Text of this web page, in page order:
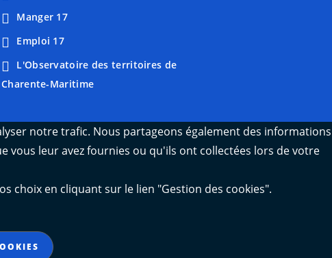
Manger 17
Emploi 17
L'Observatoire des territoires de
Charente-Maritime
notre trafic. Nous partageons également des informations
leur avez fournies ou qu'ils ont collectées lors de votre
choix en cliquant sur le lien "Gestion des cookies".